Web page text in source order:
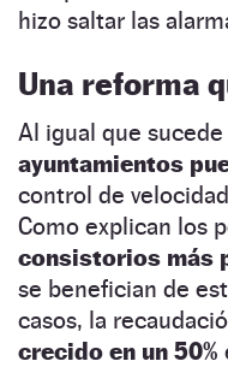
hizo saltar las
Una reforma
Al igual que
ayuntamientos
control de
Como explican los
consistorios más
se benefician de
casos, la
crecido en un 50%